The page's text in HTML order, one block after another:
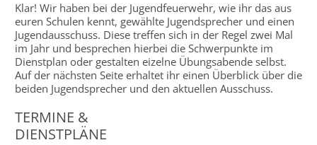
Klar! Wir haben bei der Jugendfeuerwehr, wie ihr das aus
euren Schulen kennt, gewählte Jugendsprecher und einen
Jugendausschuss. Diese treffen sich in der Regel zwei Mal
im Jahr und besprechen hierbei die Schwerpunkte im
Dienstplan oder gestalten eizelne Übungsabende selbst.
Auf der nächsten Seite erhaltet ihr einen Überblick über die
beiden Jugendsprecher und den aktuellen Ausschuss.
TERMINE &
DIENSTPLÄNE